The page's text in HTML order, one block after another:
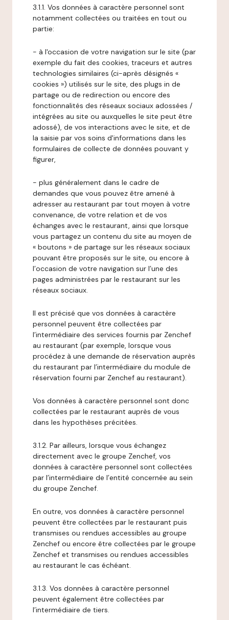
3.1.1. Vos données à caractère personnel sont
notamment collectées ou traitées en tout ou
partie:
- à l'occasion de votre navigation sur le site (par
exemple du fait des cookies, traceurs et autres
technologies similaires (ci-après désignés «
cookies ») utilisés sur le site, des plugs in de
partage ou de redirection ou encore des
fonctionnalités des réseaux sociaux adossées /
intégrées au site ou auxquelles le site peut être
adossé), de vos interactions avec le site, et de
la saisie par vos soins d'informations dans les
formulaires de collecte de données pouvant y
figurer,
- plus généralement dans le cadre de
demandes que vous pouvez être amené à
adresser au restaurant par tout moyen à votre
convenance, de votre relation et de vos
échanges avec le restaurant, ainsi que lorsque
vous partagez un contenu du site au moyen de
« boutons » de partage sur les réseaux sociaux
pouvant être proposés sur le site, ou encore à
l’occasion de votre navigation sur l’une des
pages administrées par le restaurant sur les
réseaux sociaux.
Il est précisé que vos données à caractère
personnel peuvent être collectées par
l’intermédiaire des services fournis par Zenchef
au restaurant (par exemple, lorsque vous
procédez à une demande de réservation auprès
du restaurant par l’intermédiaire du module de
réservation fourni par Zenchef au restaurant).
Vos données à caractère personnel sont donc
collectées par le restaurant auprès de vous
dans les hypothèses précitées.
3.1.2. Par ailleurs, lorsque vous échangez
directement avec le groupe Zenchef, vos
données à caractère personnel sont collectées
par l’intermédiaire de l’entité concernée au sein
du groupe Zenchef.
En outre, vos données à caractère personnel
peuvent être collectées par le restaurant puis
transmises ou rendues accessibles au groupe
Zenchef ou encore être collectées par le groupe
Zenchef et transmises ou rendues accessibles
au restaurant le cas échéant.
3.1.3. Vos données à caractère personnel
peuvent également être collectées par
l’intermédiaire de tiers.